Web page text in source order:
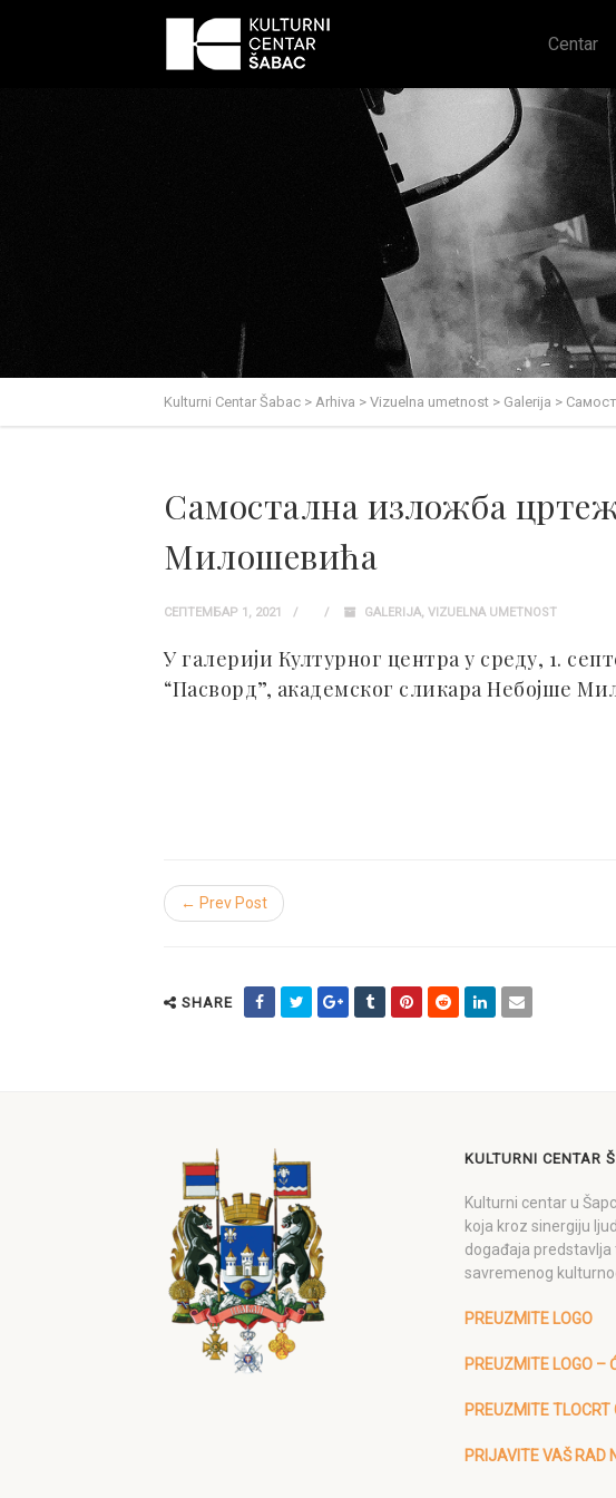
Centar
Kulturni Centar Šabac > Arhiva > Vizuelna umetnost > Galerija >
Самостална изложба
Милошевића
СЕПТЕМБАР 1, 2021 GALERIJA, VIZUELNA UMETNOST
У галерији Културног центра у среду, 1.
“Пасворд”, академског сликара Небојше
← Prev Post
SHARE
KULTURNI CENTAR
Kulturni centar u
koja kroz sinergiju
događaja predstavlja
savremenog
PREUZMITE LOGO
PREUZMITE LOGO –
PREUZMITE TLOCRT
PRIJAVITE VAŠ RAD